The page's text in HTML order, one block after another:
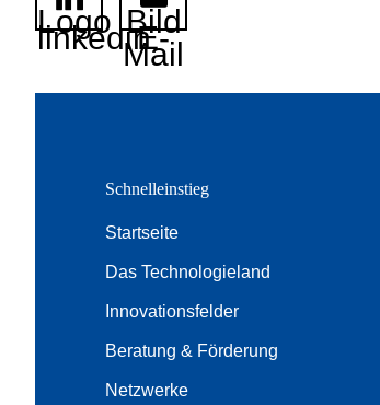
Logo
linkedinBild
E-
Mail
Schnelleinstieg
Startseite
Das Technologieland
Innovationsfelder
Beratung & Förderung
Netzwerke